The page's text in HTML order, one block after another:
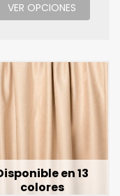
VER OPCIONES
en 13
colores